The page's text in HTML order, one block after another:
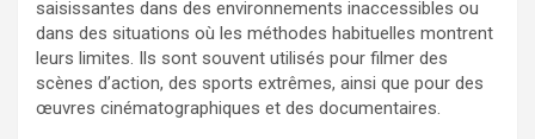
saisissantes dans des environnements inaccessibles ou
dans des situations où les méthodes habituelles montrent
leurs limites. Ils sont souvent utilisés pour filmer des
scènes d’action, des sports extrêmes, ainsi que pour des
œuvres cinématographiques et des documentaires.